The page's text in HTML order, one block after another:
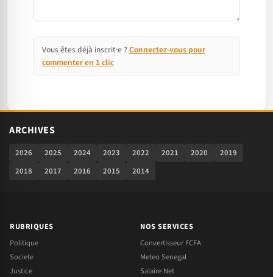
Vous êtes déjà inscrit·e ? Connectez-vous pour
commenter en 1 clic
ARCHIVES
2026 2025 2024 2023 2022 2021 2020
2019
2018
2017 2016 2015 2014
RUBRIQUES
Politique
Societe
Justice
NOS SERVICES
Convertisseur FCFA
Meteo Senegal
Salaire Net